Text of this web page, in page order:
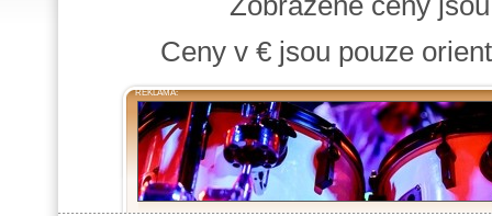
Ceny v € jsou pouze
REKLAMA: